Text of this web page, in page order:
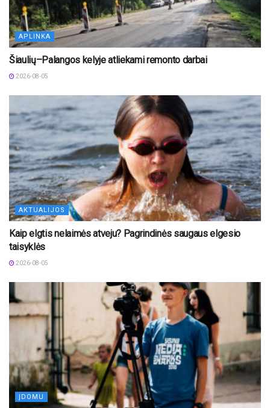
APLINKA
Šiaulių–Palangos kelyje atliekami remonto darbai
2026-08-05
AKTUALIJOS
Kaip elgtis nelaimės atveju? Pagrindinės saugaus elgesio
taisyklės
2026-08-05
ĮDOMU